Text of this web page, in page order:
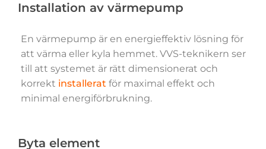
Installation av värmepump
En värmepump är en energieffektiv lösning för
att värma eller kyla hemmet. VVS-teknikern ser
till att systemet är rätt dimensionerat och
korrekt installerat för maximal effekt och
minimal energiförbrukning.
Byta element